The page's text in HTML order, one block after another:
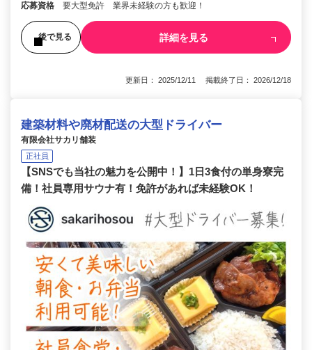
応募資格 要大型免許 業界未経験の方も歓迎！
後で見る 詳細を見る
更新日： 2025/12/11 掲載終了日： 2026/12/18
建築材料や廃材配送の大型ドライバー
有限会社サカリ舗装
正社員
【SNSでも当社の魅力を公開中！】1日3食付の単身寮完
備！社員専用サウナ有！免許があれば未経験OK！